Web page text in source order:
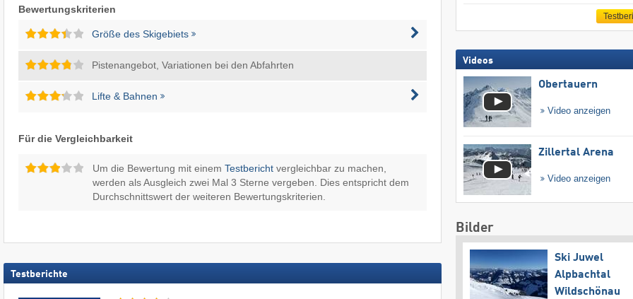
Bewertungskriterien
Größe des Skigebiets
Pistenangebot, Variationen bei den Abfahrten
Lifte & Bahnen
Für die Vergleichbarkeit
Um die Bewertung mit einem Testberichtvergleichbar zu machen,
werden als Ausgleich zwei Mal 3 Sterne vergeben. Dies entspricht dem
Durchschnittswert der weiteren Bewertungskriterien.
Testberichte
Videos
Obertauern
Video anzeigen
Zillertal Arena
Video anzeigen
Bilder
Ski Juwel
Alpbachtal
Wildschönau